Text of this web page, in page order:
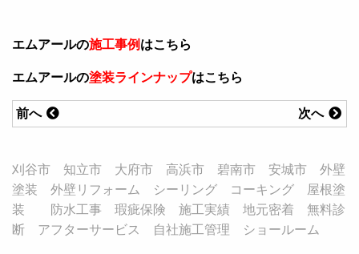
エムアールの施工事例 はこちら
エムアールの塗装ラインナップはこちら
次へ
前へ
刈谷市 知立市 大府市 高浜市 碧南市 安城市 外壁
塗装 外壁リフォーム シーリング コーキング 屋根塗
装 防水工事 瑕疵保険 施工実績 地元密着 無料診
断 アフターサービス 自社施工管理 ショールーム